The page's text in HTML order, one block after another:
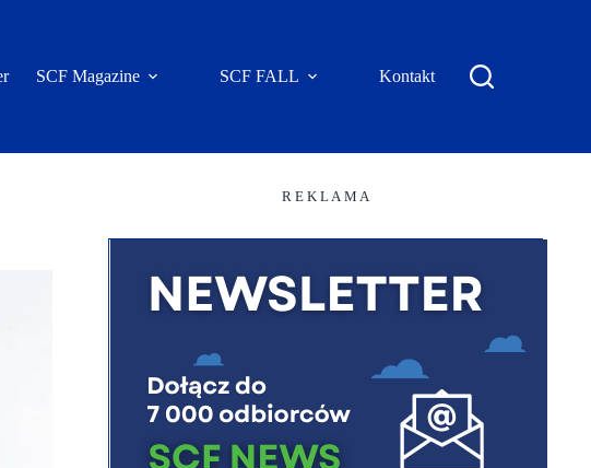
SCF Magazine SCF FALL Kontakt
R E K L A M A